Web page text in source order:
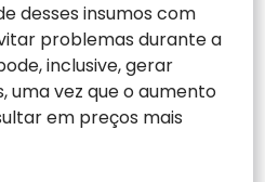
desses insumos com
problemas durante a
inclusive, gerar
uma vez que o aumento
em preços mais